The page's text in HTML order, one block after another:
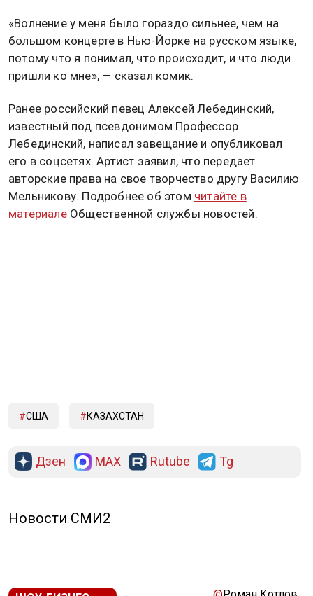
«Волнение у меня было гораздо сильнее, чем на
большом концерте в Нью-Йорке на русском языке,
потому что я понимал, что происходит, и что люди
пришли ко мне», — сказал комик.
Ранее российский певец Алексей Лебединский,
известный под псевдонимом Профессор
Лебединский, написал завещание и опубликовал
его в соцсетях. Артист заявил, что передает
авторские права на свое творчество другу Василию
Мельникову. Подробнее об этом читайте в
материалеОбщественной службы новостей.
США КАЗАХСТАН
Дзен MAX Rutube Tg
Новости СМИ2